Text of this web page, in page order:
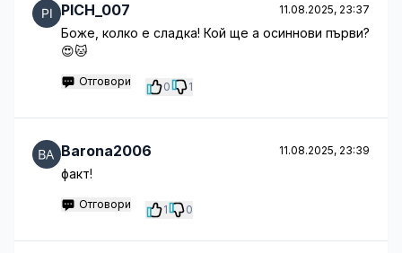
PICH_007 11.08.2025, 23:37
Боже, колко е сладка! Кой ще а осиннови първи?
😍🐱
Отговори 0 1
Barona2006 11.08.2025, 23:39
факт!
Отговори 1 0